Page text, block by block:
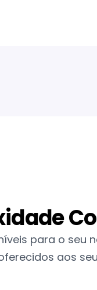
para o seu
aos